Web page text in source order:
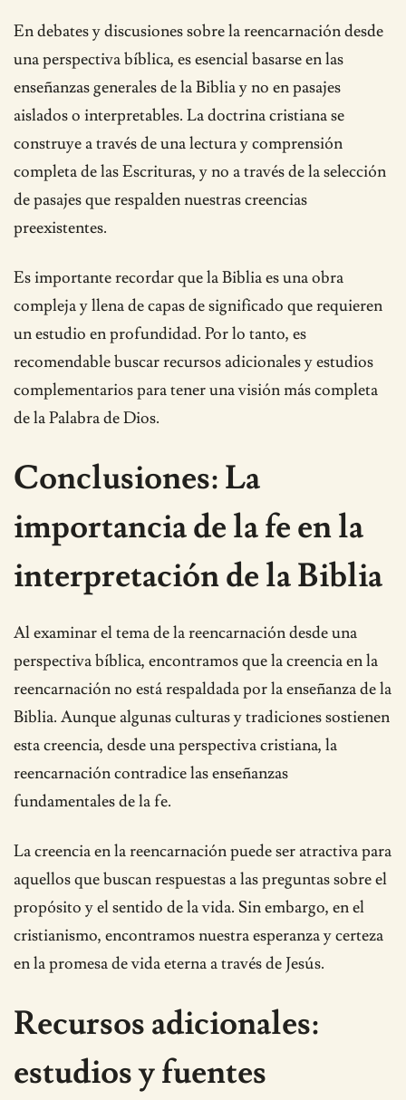
En debates y discusiones sobre la reencarnación desde
una perspectiva bíblica, es esencial basarse en las
enseñanzas generales de la Biblia y no en pasajes
aislados o interpretables. La doctrina cristiana se
construye a través de una lectura y comprensión
completa de las Escrituras, y no a través de la selección
de pasajes que respalden nuestras creencias
preexistentes.
Es importante recordar que la Biblia es una obra
compleja y llena de capas de significado que requieren
un estudio en profundidad. Por lo tanto, es
recomendable buscar recursos adicionales y estudios
complementarios para tener una visión más completa
de la Palabra de Dios.
Conclusiones: La
importancia de la fe en la
interpretación de la Biblia
Al examinar el tema de la reencarnación desde una
perspectiva bíblica, encontramos que la creencia en la
reencarnación no está respaldada por la enseñanza de la
Biblia. Aunque algunas culturas y tradiciones sostienen
esta creencia, desde una perspectiva cristiana, la
reencarnación contradice las enseñanzas
fundamentales de la fe.
La creencia en la reencarnación puede ser atractiva para
aquellos que buscan respuestas a las preguntas sobre el
propósito y el sentido de la vida. Sin embargo, en el
cristianismo, encontramos nuestra esperanza y certeza
en la promesa de vida eterna a través de Jesús.
Recursos adicionales:
estudios y fuentes